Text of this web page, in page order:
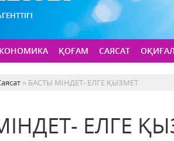
ҚОҒАМ САЯСАТ
» БАСТЫ МІНДЕТ- ЕЛГЕ ҚЫЗМЕТ
ЕЛГЕ